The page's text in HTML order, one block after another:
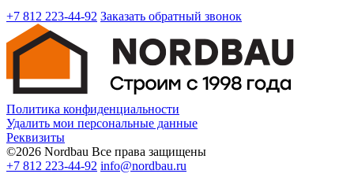
+7 812 223-44-92 Заказать обратный звонок
Политика конфиденциальности
Удалить мои персональные данные
Реквизиты
©2026 Nordbau Все права защищены
+7 812 223-44-92 info@nordbau.ru